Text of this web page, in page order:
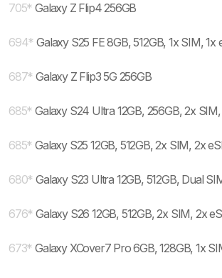
705* Galaxy Z Flip4 256GB
694* Galaxy S25 FE 8GB, 512GB, 1x SIM, 1x
687* Galaxy Z Flip3 5G 256GB
685* Galaxy S24 Ultra 12GB, 256GB, 2x
685* Galaxy S25 12GB, 512GB, 2x SIM, 2x
680* Galaxy S23 Ultra 12GB, 512GB, Dual
676* Galaxy S26 12GB, 512GB, 2x SIM, 2x
673* Galaxy XCover7 Pro 6GB, 128GB, 1x